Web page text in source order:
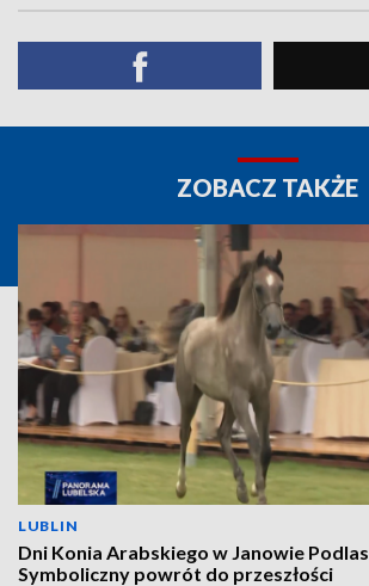
ZOBACZ TAKŻE
LUBLIN
Dni Konia Arabskiego w Janowie
Symboliczny powrót do przeszłości